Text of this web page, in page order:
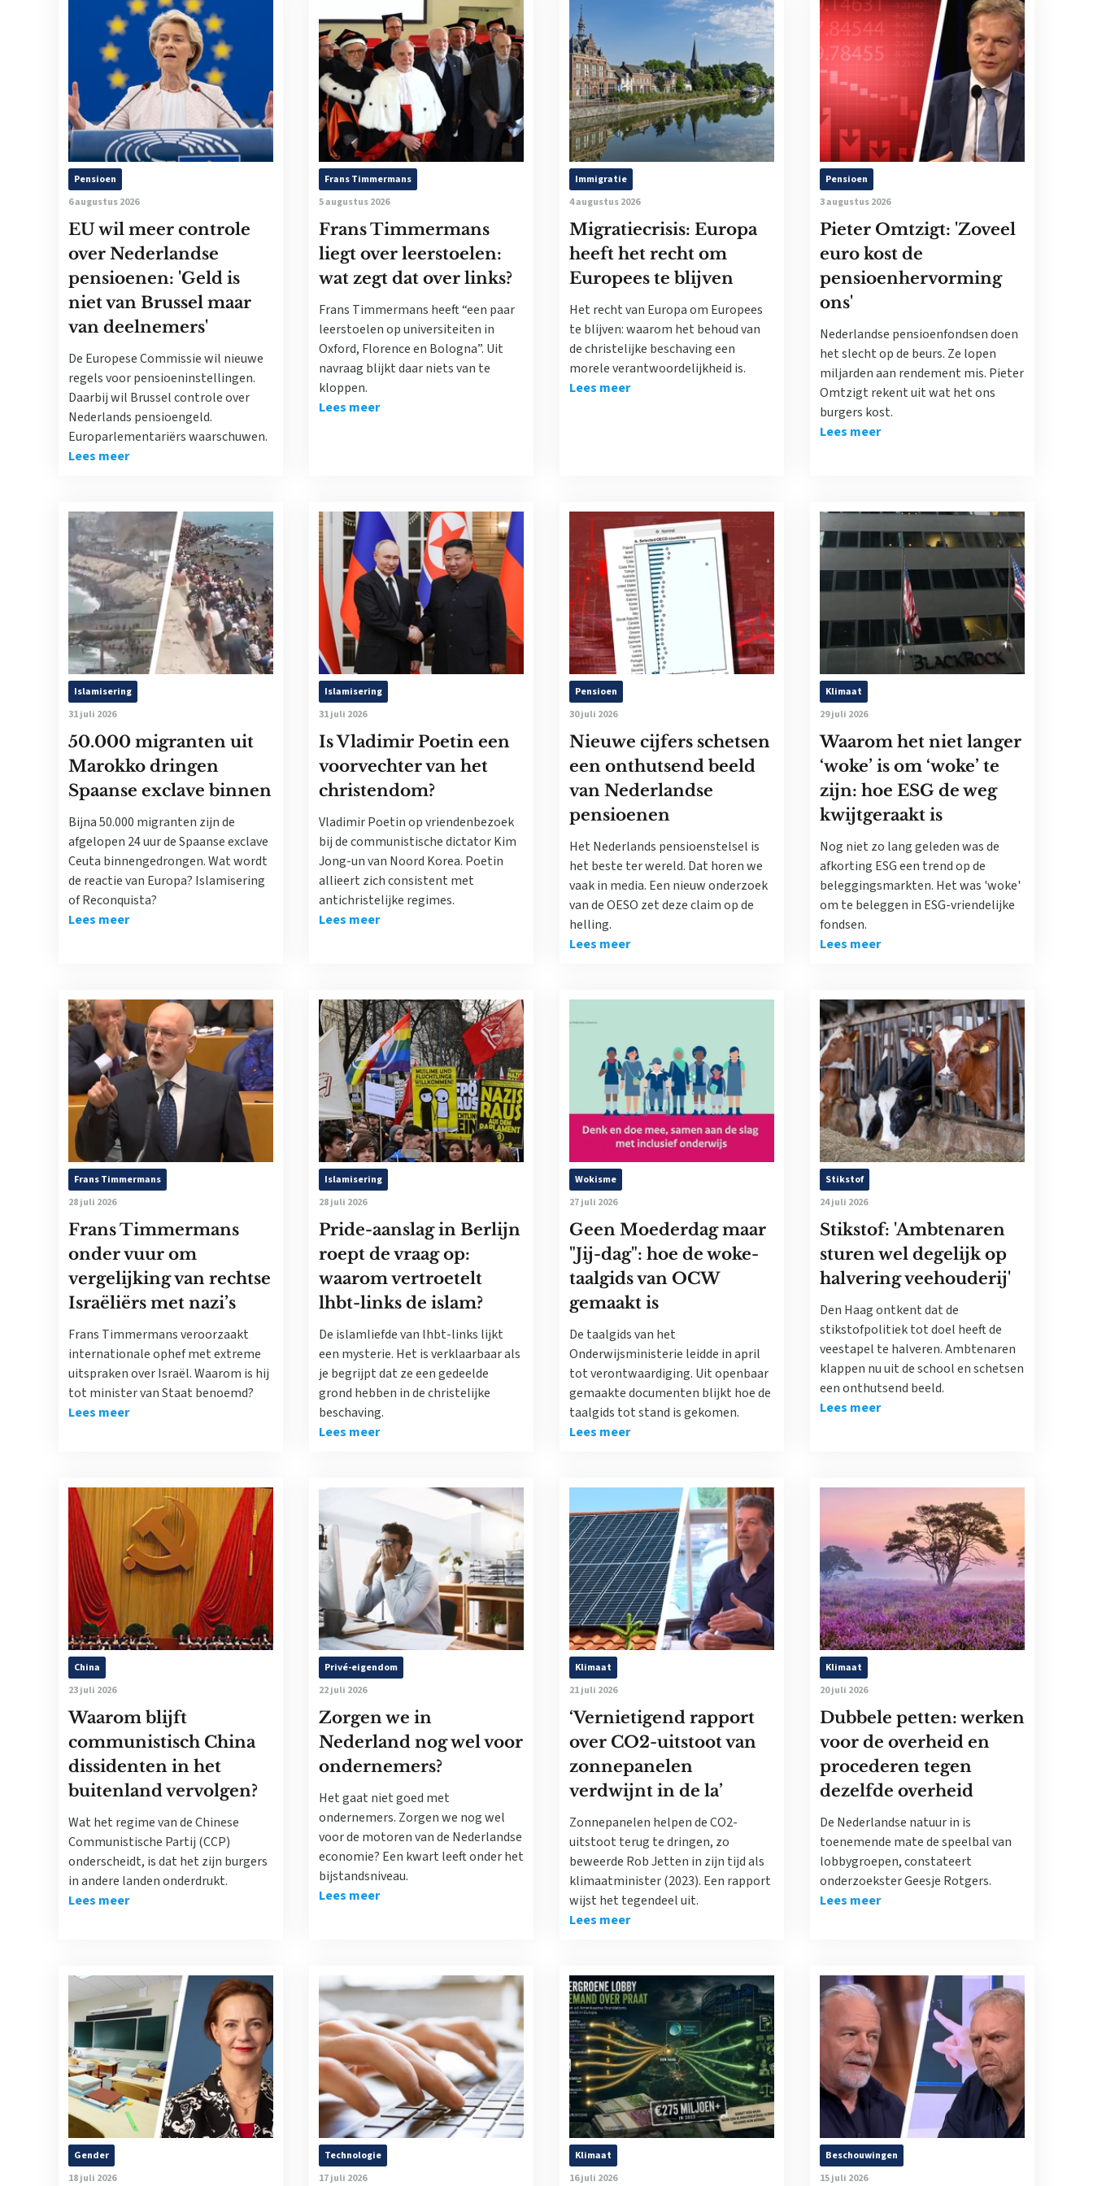
Pensioen
6 augustus 2026
EU wil meer controle
over Nederlandse
pensioenen: 'Geld is
niet van Brussel maar
van deelnemers'
De Europese Commissie wil nieuwe
regels voor pensioeninstellingen.
Daarbij wil Brussel controle over
Nederlands pensioengeld.
Europarlementariërs waarschuwen.
Lees meer
Frans Timmermans
5 augustus 2026
Frans Timmermans
liegt over leerstoelen:
wat zegt dat over links?
Frans Timmermans heeft “een paar
leerstoelen op universiteiten in
Oxford, Florence en Bologna”. Uit
navraag blijkt daar niets van te
kloppen.
Lees meer
Immigratie
4 augustus 2026
Migratiecrisis: Europa
heeft het recht om
Europees te blijven
Het recht van Europa om Europees
te blijven: waarom het behoud van
de christelijke beschaving een
morele verantwoordelijkheid is.
Lees meer
Pensioen
3 augustus 2026
Pieter Omtzigt: 'Zoveel
euro kost de
pensioenhervorming
ons'
Nederlandse pensioenfondsen doen
het slecht op de beurs. Ze lopen
miljarden aan rendement mis. Pieter
Omtzigt rekent uit wat het ons
burgers kost.
Lees meer
Islamisering
31 juli 2026
50.000 migranten uit
Marokko dringen
Spaanse exclave binnen
Bijna 50.000 migranten zijn de
afgelopen 24 uur de Spaanse exclave
Ceuta binnengedrongen. Wat wordt
de reactie van Europa? Islamisering
of Reconquista?
Lees meer
Islamisering
31 juli 2026
Is Vladimir Poetin een
voorvechter van het
christendom?
Vladimir Poetin op vriendenbezoek
bij de communistische dictator Kim
Jong-un van Noord Korea. Poetin
allieert zich consistent met
antichristelijke regimes.
Lees meer
Pensioen
30 juli 2026
Nieuwe cijfers schetsen
een onthutsend beeld
van Nederlandse
pensioenen
Het Nederlands pensioenstelsel is
het beste ter wereld. Dat horen we
vaak in media. Een nieuw onderzoek
van de OESO zet deze claim op de
helling.
Lees meer
Klimaat
29 juli 2026
Waarom het niet langer
‘woke’ is om ‘woke’ te
zijn: hoe ESG de weg
kwijtgeraakt is
Nog niet zo lang geleden was de
afkorting ESG een trend op de
beleggingsmarkten. Het was 'woke'
om te beleggen in ESG-vriendelijke
fondsen.
Lees meer
Frans Timmermans
28 juli 2026
Frans Timmermans
onder vuur om
vergelijking van rechtse
Israëliërs met nazi’s
Frans Timmermans veroorzaakt
internationale ophef met extreme
uitspraken over Israël. Waarom is hij
tot minister van Staat benoemd?
Lees meer
Islamisering
28 juli 2026
Pride-aanslag in Berlijn
roept de vraag op:
waarom vertroetelt
lhbt-links de islam?
De islamliefde van lhbt-links lijkt
een mysterie. Het is verklaarbaar als
je begrijpt dat ze een gedeelde
grond hebben in de christelijke
beschaving.
Lees meer
Wokisme
27 juli 2026
Geen Moederdag maar
"Jij-dag": hoe de woke-
taalgids van OCW
gemaakt is
De taalgids van het
Onderwijsministerie leidde in april
tot verontwaardiging. Uit openbaar
gemaakte documenten blijkt hoe de
taalgids tot stand is gekomen.
Lees meer
Stikstof
24 juli 2026
Stikstof: 'Ambtenaren
sturen wel degelijk op
halvering veehouderij'
Den Haag ontkent dat de
stikstofpolitiek tot doel heeft de
veestapel te halveren. Ambtenaren
klappen nu uit de school en schetsen
een onthutsend beeld.
Lees meer
China
23 juli 2026
Waarom blijft
communistisch China
dissidenten in het
buitenland vervolgen?
Wat het regime van de Chinese
Communistische Partij (CCP)
onderscheidt, is dat het zijn burgers
in andere landen onderdrukt.
Lees meer
Privé-eigendom
22 juli 2026
Zorgen we in
Nederland nog wel voor
ondernemers?
Het gaat niet goed met
ondernemers. Zorgen we nog wel
voor de motoren van de Nederlandse
economie? Een kwart leeft onder het
bijstandsniveau.
Lees meer
Klimaat
21 juli 2026
‘Vernietigend rapport
over CO2-uitstoot van
zonnepanelen
verdwijnt in de la’
Zonnepanelen helpen de CO2-
uitstoot terug te dringen, zo
beweerde Rob Jetten in zijn tijd als
klimaatminister (2023). Een rapport
wijst het tegendeel uit.
Lees meer
Klimaat
20 juli 2026
Dubbele petten: werken
voor de overheid en
procederen tegen
dezelfde overheid
De Nederlandse natuur in is
toenemende mate de speelbal van
lobbygroepen, constateert
onderzoekster Geesje Rotgers.
Lees meer
Gender
18 juli 2026
Technologie
17 juli 2026
Klimaat
16 juli 2026
Beschouwingen
15 juli 2026